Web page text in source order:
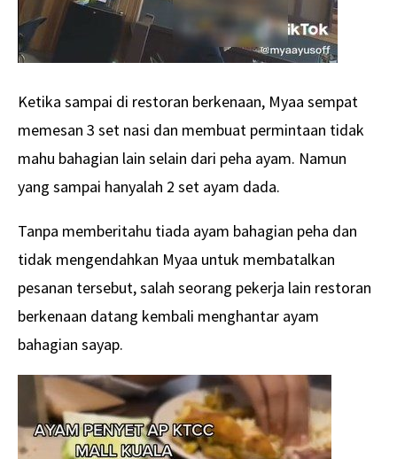
Ketika sampai di restoran berkenaan, Myaa sempat
memesan 3 set nasi dan membuat permintaan tidak
mahu bahagian lain selain dari peha ayam. Namun
yang sampai hanyalah 2 set ayam dada.
Tanpa memberitahu tiada ayam bahagian peha dan
tidak mengendahkan Myaa untuk membatalkan
pesanan tersebut, salah seorang pekerja lain restoran
berkenaan datang kembali menghantar ayam
bahagian sayap.